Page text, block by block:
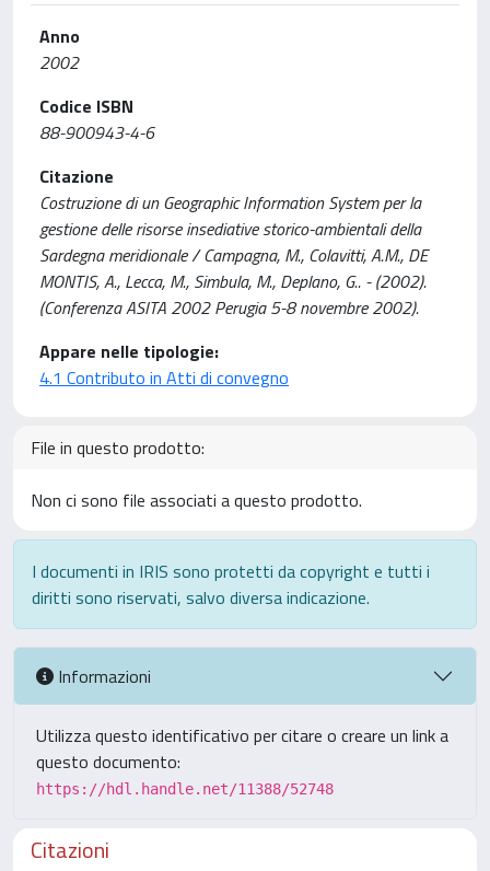
Anno
2002
Codice ISBN
88-900943-4-6
Citazione
Costruzione di un Geographic Information System per la
gestione delle risorse insediative storico-ambientali della
Sardegna meridionale / Campagna, M., Colavitti, A.M., DE
MONTIS, A., Lecca, M., Simbula, M., Deplano, G.. - (2002).
(Conferenza ASITA 2002 Perugia 5-8 novembre 2002).
Appare nelle tipologie:
4.1 Contributo in Atti di convegno
File in questo prodotto:
Non ci sono file associati a questo prodotto.
I documenti in IRIS sono protetti da copyright e tutti i
diritti sono riservati, salvo diversa indicazione.
Informazioni
Utilizza questo identificativo per citare o creare un link a
questo documento:
https://hdl.handle.net/11388/52748
Citazioni